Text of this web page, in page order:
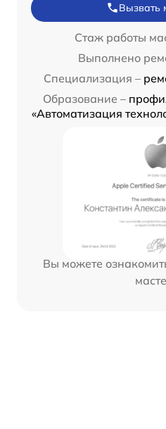
Вызвать
Стаж работы
Выполнено
Специализация –
Образование –
«Автоматизация
Вы можете